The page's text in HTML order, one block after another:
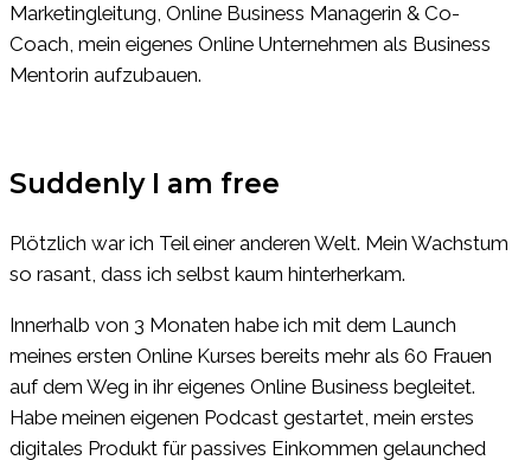
Marketingleitung, Online Business Managerin & Co-
Coach, mein eigenes Online Unternehmen als Business
Mentorin aufzubauen.
Suddenly I am free
Plötzlich war ich Teil einer anderen Welt. Mein Wachstum
so rasant, dass ich selbst kaum hinterherkam.
Innerhalb von 3 Monaten habe ich mit dem Launch
meines ersten Online Kurses bereits mehr als 60 Frauen
auf dem Weg in ihr eigenes Online Business begleitet.
Habe meinen eigenen Podcast gestartet, mein erstes
digitales Produkt für passives Einkommen gelaunched